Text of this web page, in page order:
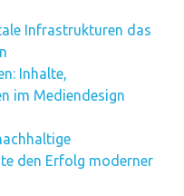
Infrastrukturen das
Inhalte,
im Mediendesign
den Erfolg moderner